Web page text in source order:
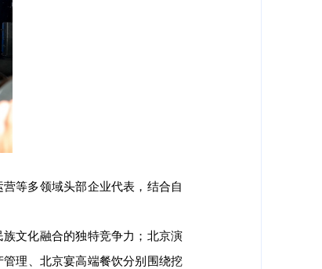
等多领域头部企业代表，结合自
文化融合的独特竞争力；北京演
理、北京宴高端餐饮分别围绕挖